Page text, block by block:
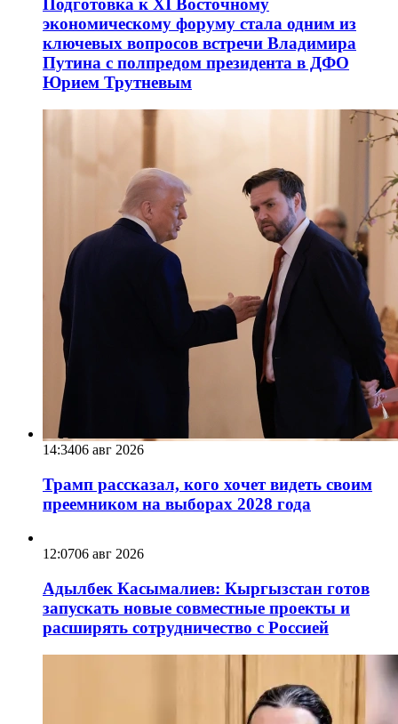
Подготовка к XI Восточному
экономическому форуму стала одним из
ключевых вопросов встречи Владимира
Путина с полпредом президента в ДФО
Юрием Трутневым
14:3406 авг 2026
Трамп рассказал, кого хочет видеть своим
преемником на выборах 2028 года
12:0706 авг 2026
Адылбек Касымалиев: Кыргызстан готов
запускать новые совместные проекты и
расширять сотрудничество с Россией